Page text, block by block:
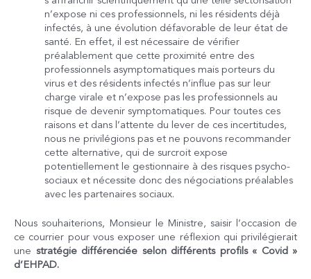
n’expose ni ces professionnels, ni les résidents déjà
infectés, à une évolution défavorable de leur état de
santé. En effet, il est nécessaire de vérifier
préalablement que cette proximité entre des
professionnels asymptomatiques mais porteurs du
virus et des résidents infectés n’influe pas sur leur
charge virale et n’expose pas les professionnels au
risque de devenir symptomatiques. Pour toutes ces
raisons et dans l’attente du lever de ces incertitudes,
nous ne privilégions pas et ne pouvons recommander
cette alternative, qui de surcroit expose
potentiellement le gestionnaire à des risques psycho-
sociaux et nécessite donc des négociations préalables
avec les partenaires sociaux.
Nous souhaiterions, Monsieur le Ministre, saisir l’occasion de
ce courrier pour vous exposer une réflexion qui privilégierait
une stratégie différenciée selon différents profils « Covid »
d’EHPAD.